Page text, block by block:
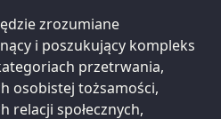
zrozumiane
i poszukujący kompleks
przetrwania,
osobistej tożsamości,
relacji społecznych,